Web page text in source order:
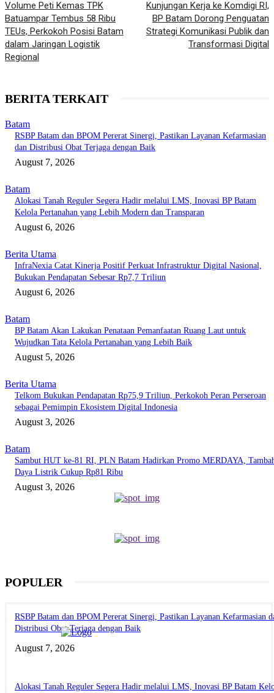
Volume Peti Kemas TPK
Batuampar Tembus 58 Ribu
TEUs, Perkokoh Posisi Batam
dalam Jaringan Logistik
Regional
Kunjungan Kerja ke Komdigi RI,
BP Batam Dorong Penguatan
Strategi Komunikasi Publik dan
Transformasi Digital
BERITA TERKAIT
Batam
RSBP Batam dan BPOM Pererat Sinergi, Pastikan Layanan Kefarmasian
dan Distribusi Obat Terjaga dengan Baik
August 7, 2026
Batam
Alokasi Tanah Reguler Segera Hadir melalui LMS, Inovasi BP Batam
Kelola Pertanahan yang Lebih Modern dan Transparan
August 6, 2026
Berita Utama
InfraNexia Catat Kinerja Positif Perkuat Infrastruktur Digital Nasional,
Bukukan Pendapatan Sebesar Rp7,7 Triliun
August 6, 2026
Batam
BP Batam Akan Lakukan Penataan Pemanfaatan Ruang Laut untuk
Wujudkan Tata Kelola Pertanahan yang Lebih Baik
August 5, 2026
Berita Utama
Telkom Bukukan Pendapatan Rp75,9 Triliun, Perkokoh Peran Perseroan
sebagai Pemimpin Ekosistem Digital Indonesia
August 3, 2026
Batam
Sambut HUT ke-81 RI, PLN Batam Hadirkan Promo MERDAYA,
Daya Listrik Cukup Rp81 Ribu
August 3, 2026
POPULER
RSBP Batam dan BPOM Pererat Sinergi, Pastikan Layanan Kefarmasian
Distribusi Obat Terjaga dengan Baik
August 7, 2026
Alokasi Tanah Reguler Segera Hadir melalui LMS, Inovasi BP Batam